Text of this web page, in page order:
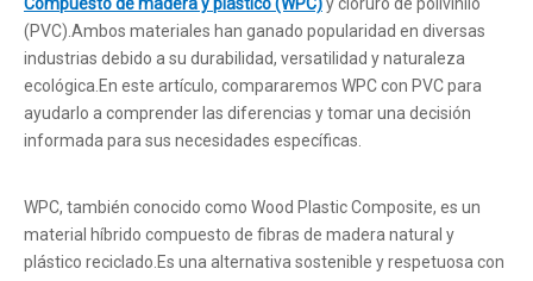
(PVC).Ambos materiales han ganado popularidad en diversas
industrias debido a su durabilidad, versatilidad y naturaleza
ecológica.En este artículo, compararemos WPC con PVC para
ayudarlo a comprender las diferencias y tomar una decisión
informada para sus necesidades específicas.
WPC, también conocido como Wood Plastic Composite, es un
material híbrido compuesto de fibras de madera natural y
plástico reciclado.Es una alternativa sostenible y respetuosa con